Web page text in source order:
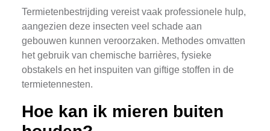
Termietenbestrijding vereist vaak professionele hulp,
aangezien deze insecten veel schade aan
gebouwen kunnen veroorzaken. Methodes omvatten
het gebruik van chemische barrières, fysieke
obstakels en het inspuiten van giftige stoffen in de
termietennesten.
Hoe kan ik mieren buiten